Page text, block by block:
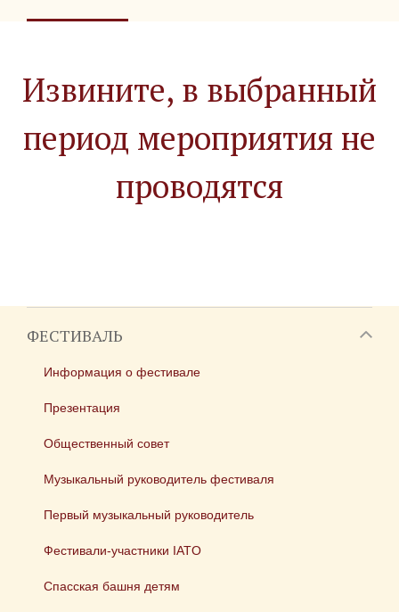
Извините, в выбранный
период мероприятия не
проводятся
ФЕСТИВАЛЬ
Информация о фестивале
Презентация
Общественный совет
Музыкальный руководитель фестиваля
Первый музыкальный руководитель
Фестивали-участники IATO
Спасская башня детям